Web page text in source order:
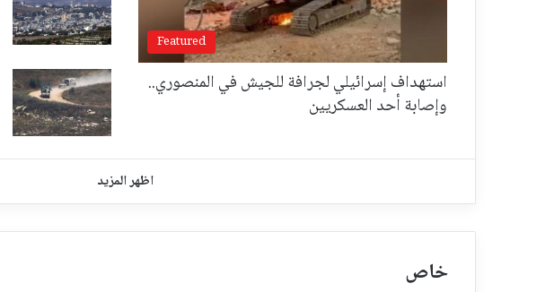
Featured
استهداف إسرائيلي لجرافة للجيش في المنصوري..
وإصابة أحد العسكريين
اظهر المزيد
خاص